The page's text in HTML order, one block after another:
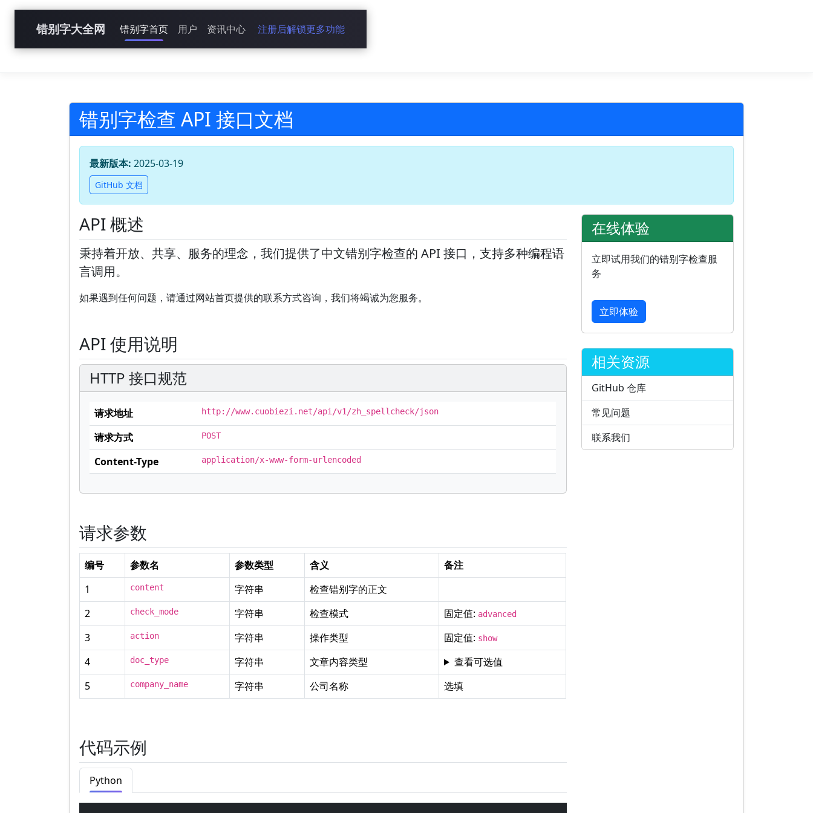
错别字大全网 错别字首页 用户 资讯中心 注册后解锁更多功能
错别字检查 API 接口文档
最新版本: 2025-03-19
GitHub 文档
API 概述
秉持着开放、共享、服务的理念，我们提供了中文错别字检查的 API 接口，支持多种编程语
言调用。
如果遇到任何问题，请通过网站首页提供的联系方式咨询，我们将竭诚为您服务。
API 使用说明
HTTP 接口规范
请求地址 http://www.cuobiezi.net/api/v1/zh_spellcheck/json
请求方式 POST
Content-Type application/x-www-form-urlencoded
请求参数
编号 参数名 参数类型 含义
备注
1
content 字符串 检查错别字的正文
2 check_mode 字符串 检查模式 固定值: advanced
3 action 字符串 操作类型 固定值: show
4 doc_type 字符串 文章内容类型
查看可选值
5
company_name 字符串 公司名称 选填
代码示例
Python
在线体验
立即试用我们的错别字检查服
务
立即体验
相关资源
GitHub 仓库
常见问题
联系我们